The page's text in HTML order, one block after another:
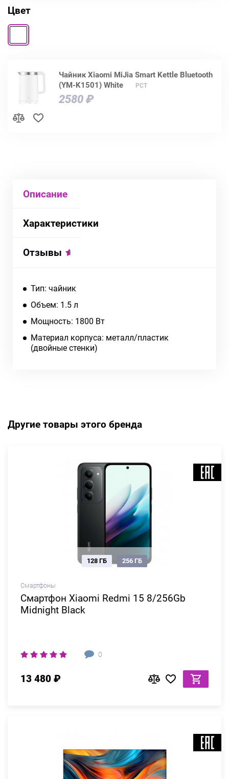
Цвет
Чайник Xiaomi MiJia Smart Kettle Bluetooth
(YM-K1501) White
РСТ
2580 ₽
Описание
Характеристики
Отзывы
Тип: чайник
Объем: 1.5 л
Мощность: 1800 Вт
Материал корпуса: металл/пластик
(двойные стенки)
Другие товары этого бренда
Смартфоны
Смартфон Xiaomi Redmi 15 8/256Gb
Midnight Black
0
128 ГБ 256 ГБ
13 480 ₽